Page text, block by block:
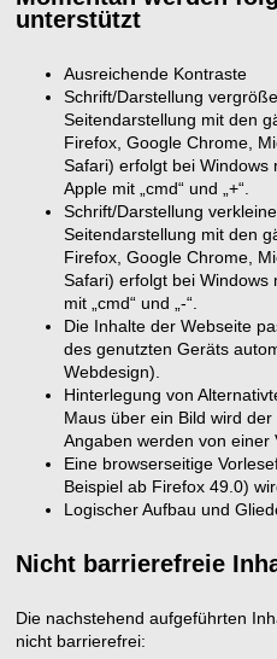
unterstützt
Ausreichende Kontraste
Schrift/Darstellung
Seitendarstellung mit den
Firefox, Google Chrome,
Safari) erfolgt bei Windows
Apple mit „cmd“ und „+“.
Schrift/Darstellung
Seitendarstellung mit den
Firefox, Google Chrome,
Safari) erfolgt bei Windows
mit „cmd“ und „-“.
Die Inhalte der Webseite
des genutzten Geräts
Webdesign).
Hinterlegung von
Maus über ein Bild wird
Angaben werden von einer
Eine browserseitige
Beispiel ab Firefox 49.0)
Logischer Aufbau und
Nicht barrierefreie
Die nachstehend aufgeführten
nicht barrierefrei: